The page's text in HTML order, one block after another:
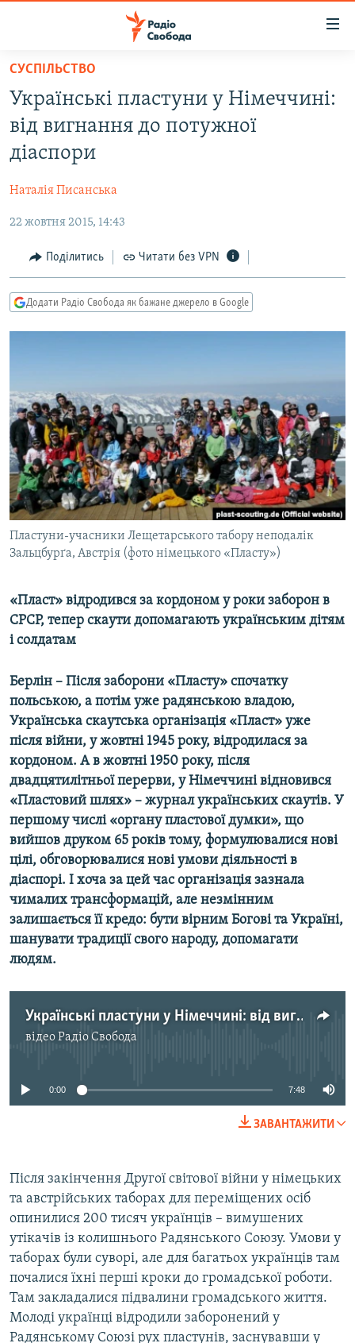
Перейти
основного
матеріалу
Перейти
до
основної
Перейти
пошуку
ВСЕ ЗА ДОБУ
СТАТТІ
СУСПІЛЬСТВО
КУЛЬТУРА
УКРАЇНА
РОСІЙСЬКА «ФІЛЬТРАЦІЯ»
ДОНБАС.РЕАЛІЇ
КРИМ.РЕАЛІЇ
СХЕМИ
МУЛЬТИМЕДІА
ФОТО
СПЕЦПРОЄКТИ
ПОДКАСТИ
РУС
КТАТ
ДОЛУЧАЙСЯ!
Усі сайти RFE/RL
СУСПІЛЬСТВО
Українські пластуни у Німеччині:
від вигнання до потужної
діаспори
Наталія Писанська
22 жовтня 2015, 14:43
Поділитись Читати без VPN
Додати Радіо Свобода як бажане джерело в Google
Пластуни-учасники Лещетарського табору неподалік
Зальцбурґа, Австрія (фото німецького «Пласту»)
«Пласт» відродився за кордоном у роки заборон в
СРСР, тепер скаути допомагають українським дітям
і солдатам
Берлін – Після заборони «Пласту» спочатку
польською, а потім уже радянською владою,
Українська скаутська організація «Пласт» уже
після війни, у жовтні 1945 року, відродилася за
кордоном. А в жовтні 1950 року, після
двадцятилітньої перерви, у Німеччині відновився
«Пластовий шлях» – журнал українських скаутів. У
першому числі «органу пластової думки», що
вийшов друком 65 років тому, формулювалися нові
цілі, обговорювалися нові умови діяльності в
діаспорі. І хоча за цей час організація зазнала
чималих трансформацій, але незмінним
залишається її кредо: бути вірним Богові та Україні,
шанувати традиції свого народу, допомагати
людям.
Українські пластуни у Німеччині: від вигнання до потужної діаспори
відеоРадіо Свобода
No media source currently available
0:00 7:48
ЗАВАНТАЖИТИ
Після закінчення Другої світової війни у німецьких
та австрійських таборах для переміщених осіб
опинилися 200 тисяч українців – вимушених
утікачів із колишнього Радянського Союзу. Умови у
таборах були суворі, але для багатьох українців там
почалися їхні перші кроки до громадської роботи.
Там закладалися підвалини громадського життя.
Молоді українці відродили заборонений у
Радянському Союзі рух пластунів, заснувавши у